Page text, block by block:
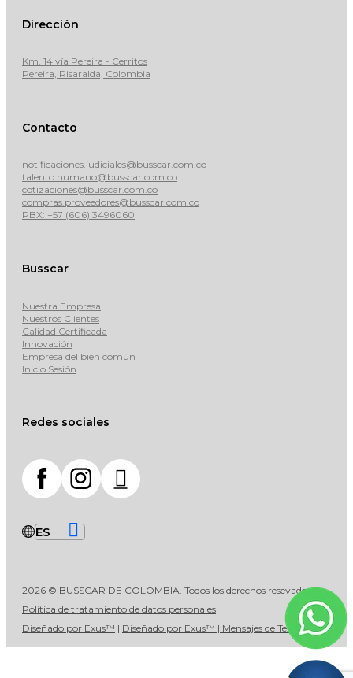
Dirección
Km. 14 vía Pereira - Cerritos
Pereira, Risaralda, Colombia
Contacto
notificaciones.judiciales@busscar.com.co
talento.humano@busscar.com.co
cotizaciones@busscar.com.co
compras.proveedores@busscar.com.co
PBX: +57 (606) 3496060
Busscar
Nuestra Empresa
Nuestros Clientes
Calidad Certificada
Innovación
Empresa del bien común
Inicio Sesión
Redes sociales
2026 © BUSSCAR DE COLOMBIA. Todos los derechos resevados
Política de tratamiento de datos personales
Diseñado por Exus™ | Diseñado por Exus™ | Mensajes de Texto Masivos